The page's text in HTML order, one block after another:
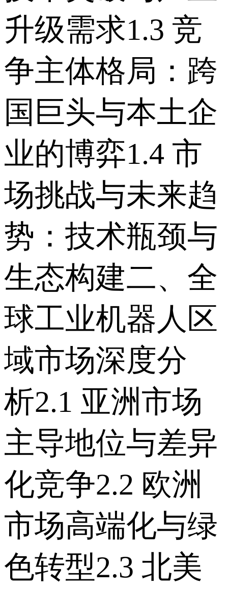
升级需求 1.3 竞
争主体格局：跨
国巨头与本土企
业的博弈 1.4 市
场挑战与未来趋
势：技术瓶颈与
生态构建 二、全
球工业机器人区
域市场深度分
析 2.1 亚洲市场
主导地位与差异
化竞争 2.2 欧洲
市场高端化与绿
色转型 2.3 北美